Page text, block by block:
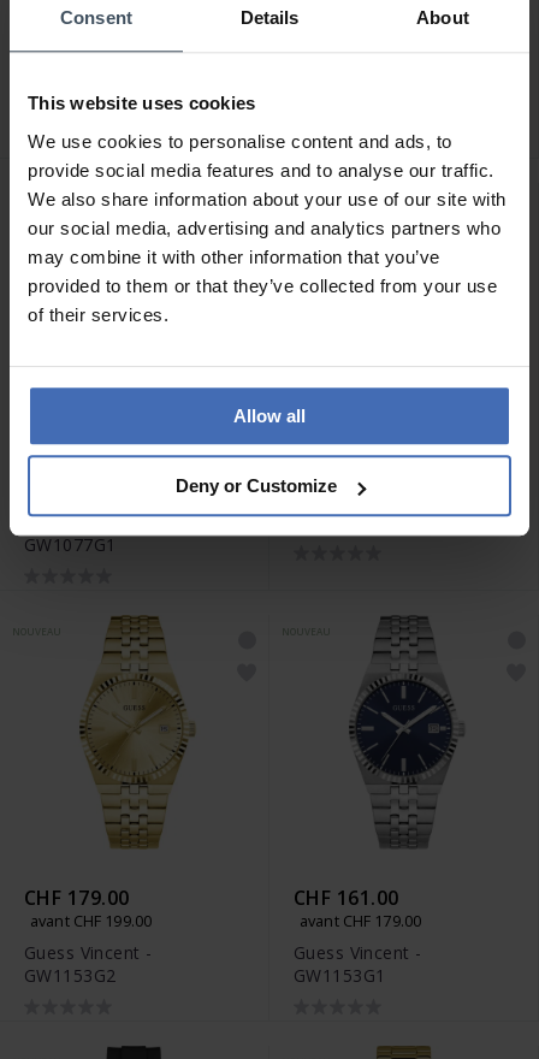
Consent Details About
This website uses cookies
We use cookies to personalise content and ads, to
provide social media features and to analyse our traffic.
We also share information about your use of our site with
our social media, advertising and analytics partners who
may combine it with other information that you’ve
provided to them or that they’ve collected from your use
of their services.
Allow all
Deny or Customize
avant CHF 199.00
CHF 143.00
Guess Palmer -
GW1077G1
NOUVEAU
CHF 170.00
avant CHF 189.00
Guess Arthur - GW1155G1
CHF 179.00
avant CHF 199.00
Guess Vincent -
GW1153G2
CHF 161.00
avant CHF 179.00
Guess Vincent -
GW1153G1